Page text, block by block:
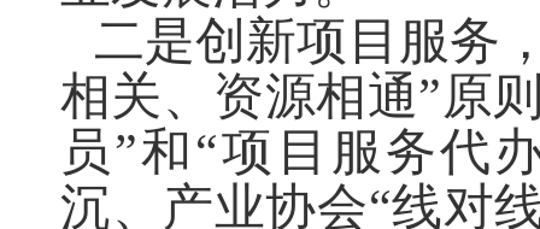
二是创新项目服务
相关、资源相通”原
员”和“项目服务代
沉、产业协会“线对